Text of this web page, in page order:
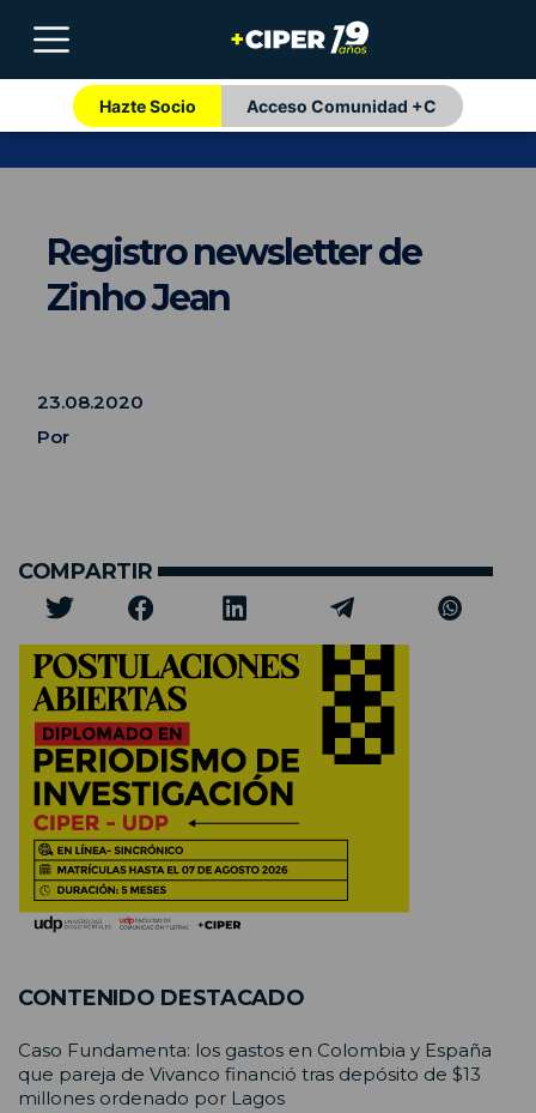
Hazte Socio Acceso Comunidad +C
Registro newsletter de
Zinho Jean
23.08.2020
Por
COMPARTIR
CONTENIDO DESTACADO
Caso Fundamenta: los gastos en Colombia y España
que pareja de Vivanco financió tras depósito de $13
millones ordenado por Lagos